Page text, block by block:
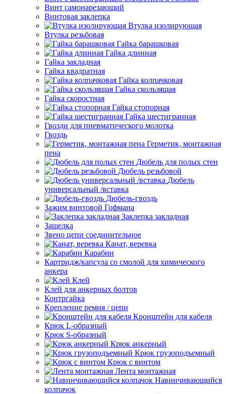
Винт самонарезающий
Винтовая заклепка
Втулка изолирующая
Втулка резьбовая
Гайка барашковая
Гайка длинная
Гайка закладная
Гайка квадратная
Гайка колпачковая
Гайка скользящая
Гайка скоростная
Гайка стопорная
Гайка шестигранная
Гвозди для пневматического молотка
Гвоздь
Герметик, монтажная
пена
Дюбель для полых стен
Дюбель резьбовой
Дюбель
универсальный /вставка
Дюбель-гвоздь
Зажим винтовой Гофмана
Заклепка закладная
Защелка
Звено цепи соединительное
Канат, веревка
Карабин
Картридж/капсула со смолой для химического
анкера
Клей
Клей для анкерных болтов
Контргайка
Крепление ремня / цепи
Кронштейн для кабеля
Крюк L-образный
Крюк S-образный
Крюк анкерный
Крюк грузоподъемный
Крюк с винтом
Лента монтажная
Навинчивающийся
колпачок